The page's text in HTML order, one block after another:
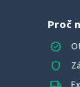
Proč
verified
shield